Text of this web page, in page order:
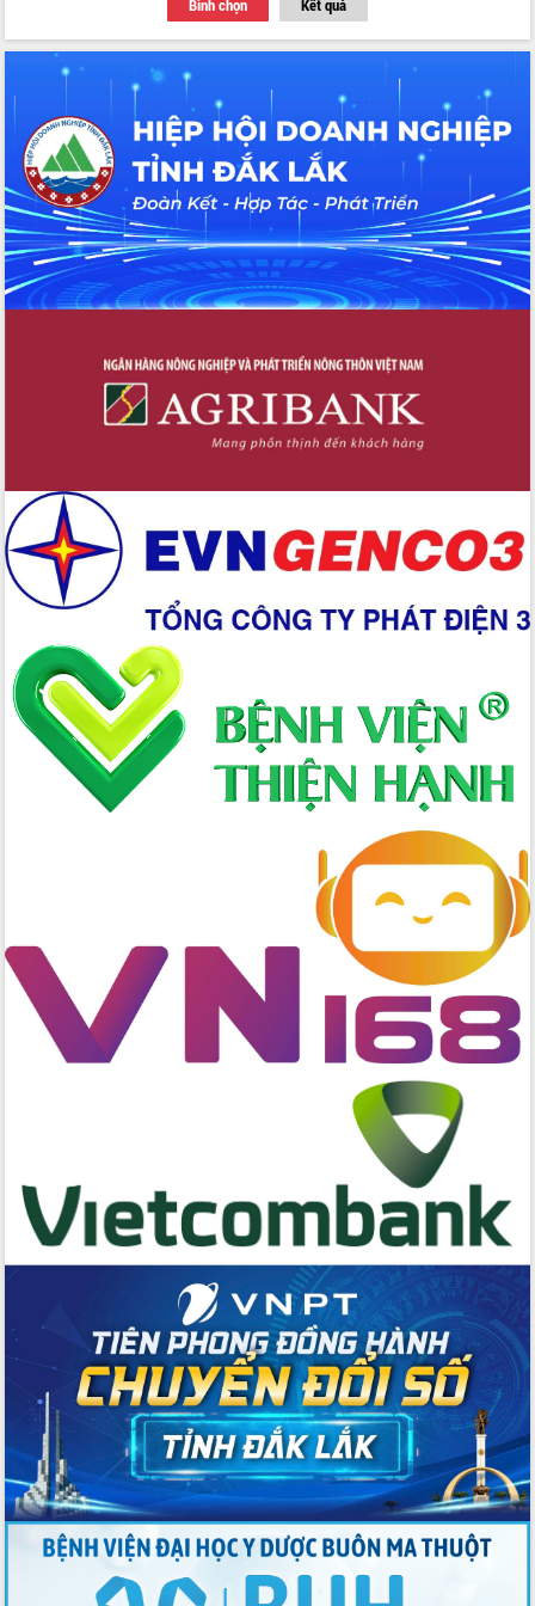
Thứ trưởng Bộ Y tế làm việc với tỉnh
Đắk Lắk về phát triển nhân lực y tế
cho trạm y tế cấp xã
Du lịch Đắk Lắk nâng tầm trải nghiệm
du khách thông qua Hệ thống cơ sở dữ
liệu và Bản đồ số
Tập huấn ứng dụng trí tuệ nhân tạo (AI)
trong thương mại điện tử năm 2026
Đoàn đại biểu Quốc hội tỉnh Đắk Lắk
trao đổi thông tin trước Kỳ họp thứ
nhất, Quốc hội khóa XVI
Quyết liệt cải cách hành chính, khơi
Nâng cao hiệu lực, hiệu quả HĐND
tỉnh thông qua hiện đại hóa hành chính
Xã Ea Phê gắn cải cách hành chính với
Hồ Thị Nguyên Thảo làm việc tại Trung
tâm Phục vụ hành chính công xã Ea
Xây dựng nền hành chính số đồng
hành cùng nông dân dân, doanh nghiệp
Giai đoạn 2026-2030, Đắk Lắk phấn
đấu có 77% xã đạt chuẩn nông thôn
mới
Chuyển đổi số 'mở đường' cho nông
nghiệp Đắk Lắk tăng trưởng bứt phá
Triển khai đồng bộ đo đạc, lập hồ sơ
địa chính, hoàn thiện cơ sở dữ liệu đất
Đắk Lắk đẩy mạnh nuôi biển công
nghệ, hướng tới phát triển thủy sản
bền vững
Tập huấn nâng cao năng lực triển khai
chuyển đổi số cho cán bộ, công chức
Đẩy mạnh cải cách hành chính, quyết
tâm đạt được mục tiêu tăng trưởng
hai con số trong năm 2026
Tổ chức trang trọng Lễ hội Đền thờ
Lương Văn Chánh năm 2026
Phó Bí thư Tỉnh ủy Đắk Lắk Đỗ Hữu
Huy giữ chức Bí thư Đảng ủy Ủy Ban
Nhân dân tỉnh
Bệnh án điện tử thúc đẩy chuyển đổi
số y tế tại Đắk Lắk
Chuyển đổi số thư viện: Mở rộng
không gian tri thức trong thời đại số
Đánh giá, rút kinh nghiệm công tác tổ
chức diễn tập trước ngày bầu cử
Chương trình “Gặp gỡ hữu nghị –
Friendship Meeting New Year 2026”
Bình chọn Kết quả